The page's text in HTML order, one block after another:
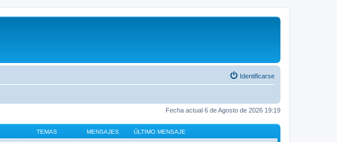
Identificarse
Fecha actual 6 de Agosto de 2026 19:19
TEMAS MENSAJES ÚLTIMO MENSAJE